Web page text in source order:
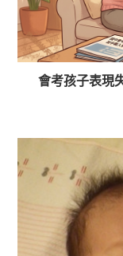
會考孩子表現